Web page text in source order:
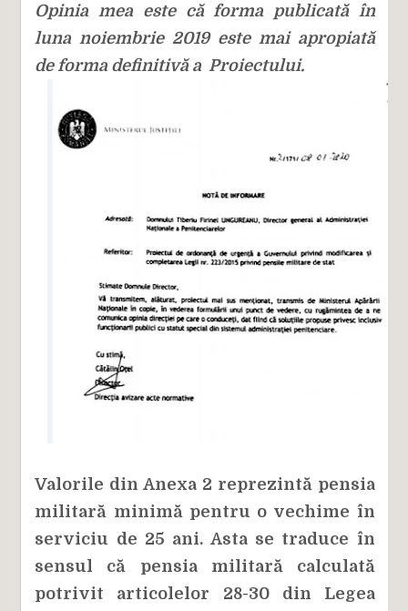
Opinia mea este că forma publicată în
luna noiembrie 2019 este mai apropiată
de forma definitivă a Proiectului.
Valorile din Anexa 2 reprezintă pensia
militară minimă pentru o vechime în
serviciu de 25 ani. Asta se traduce în
sensul că pensia militară calculată
potrivit articolelor 28-30 din Legea